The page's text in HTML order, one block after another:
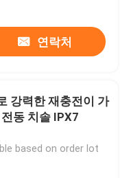
연락처
강력한 재충전이 가
동 치솔 IPX7
based on order lot